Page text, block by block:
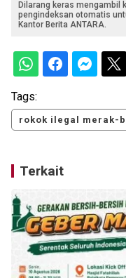
Dilarang keras mengambil
pengindeksan otomatis
Kantor Berita ANTARA.
Tags:
rokok ilegal merak-
Terkait